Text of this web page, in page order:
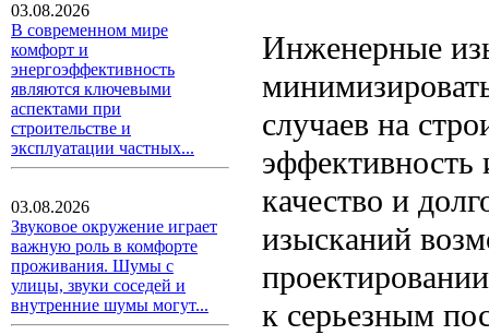
03.08.2026
В современном мире
комфорт и
энергоэффективность
являются ключевыми
аспектами при
строительстве и
эксплуатации частных...
03.08.2026
Звуковое окружение играет
важную роль в комфорте
проживания. Шумы с
улицы, звуки соседей и
внутренние шумы могут...
Инженерные
случаев на
эффективность
качество и
изысканий
к серьезным